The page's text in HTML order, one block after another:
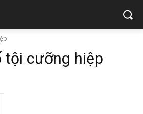
tội cưỡng hiệp